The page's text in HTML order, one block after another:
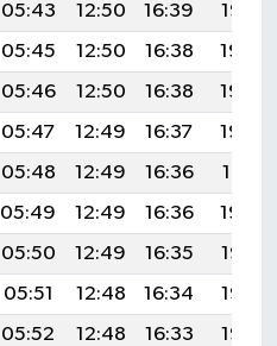
05:43 12:50 16:39
19:47
05:45 12:50 16:38
19:45
05:46 12:50 16:38
19:44
05:47 12:49 16:37
19:42
05:48 12:49 16:36
19:41
05:49 12:49 16:36
19:39
05:50 12:49 16:35
19:38
05:51 12:48 16:34
19:36
05:52 12:48 16:33
19:35